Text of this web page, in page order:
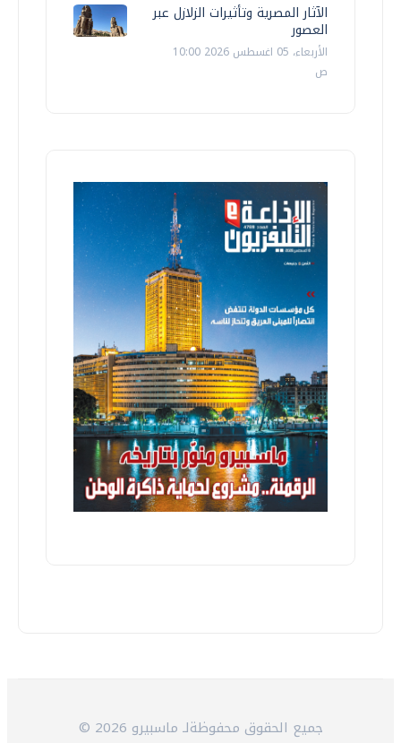
الآثار المصرية وتأثيرات الزلازل عبر
العصور
الأربعاء، 05 اغسطس 2026 10:00
ص
© 2026 جميع الحقوق محفوظةلـ ماسبيرو